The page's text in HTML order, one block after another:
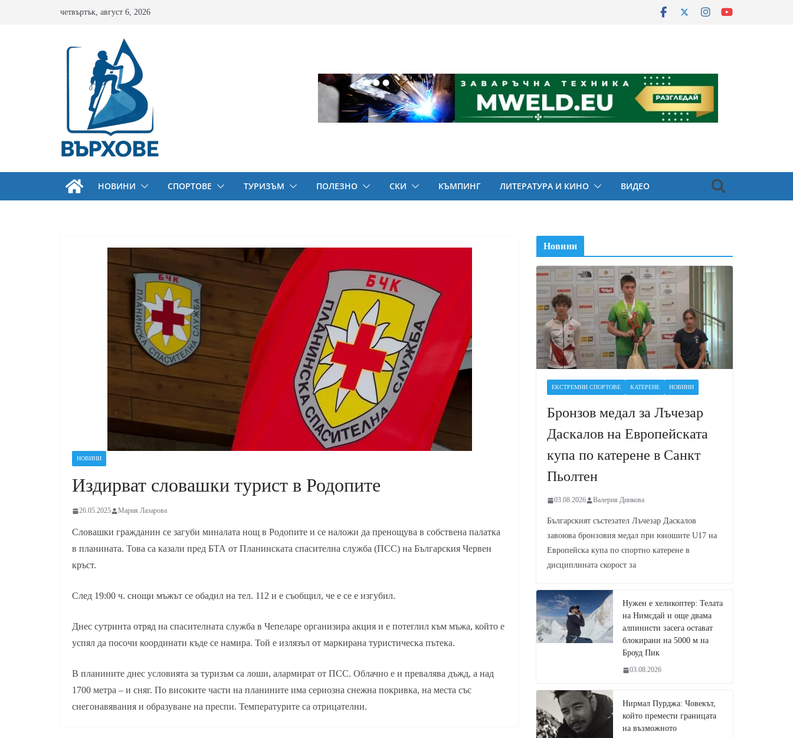
четвъртък, август 6, 2026
НОВИНИ СПОРТОВЕ ТУРИЗЪМ ПОЛЕЗНО СКИ КЪМПИНГ ЛИТЕРАТУРА И КИНО ВИДЕО
НОВИНИ
Издирват словашки турист в Родопите
26.05.2025 Мария Лазарова
Словашки гражданин се загуби миналата нощ в Родопите и се наложи да пренощува в собствена палатка
в планината. Това са казали пред БТА от Планинската спасителна служба (ПСС) на Българския Червен
кръст.
След 19:00 ч. снощи мъжът се обадил на тел. 112 и е съобщил, че е се е изгубил.
Днес сутринта отряд на спасителната служба в Чепеларе организира акция и е потеглил към мъжа, който е
успял да посочи координати къде се намира. Той е излязъл от маркирана туристическа пътека.
В планините днес условията за туризъм са лоши, алармират от ПСС. Облачно е и превалява дъжд, а над
1700 метра – и сняг. По високите части на планините има сериозна снежна покривка, на места със
снегонавявания и образуване на преспи. Температурите са отрицателни.
Новини
ЕКСТРЕМНИ СПОРТОВЕ КАТЕРЕНЕ НОВИНИ
Бронзов медал за Лъчезар
Даскалов на Европейската
купа по катерене в Санкт
Пьолтен
03.08.2026 Валерия Динкова
Българският състезател Лъчезар Даскалов
завоюва бронзовия медал при юношите U17 на
Европейска купа по спортно катерене в
дисциплината скорост за
Нужен е хеликоптер: Телата
на Нимсдай и още двама
алпинисти засега остават
блокирани на 5000 м на
Броуд Пик
03.08.2026
Нирмал Пурджа: Човекът,
който премести границата
на възможното